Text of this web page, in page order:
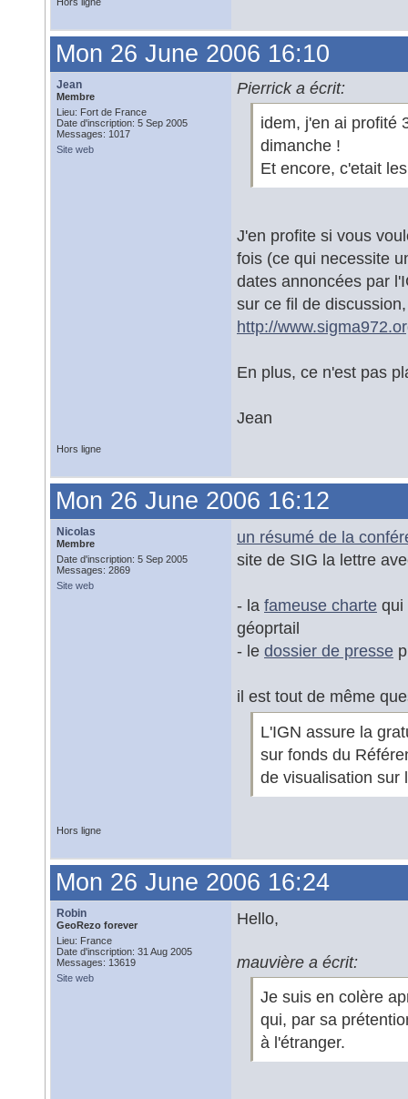
Mon 26 June 2006 16:10
Jean
Membre
Lieu: Fort de France
Date d'inscription: 5 Sep 2005
Messages: 1017
Site web
Pierrick a écrit:
idem, j'en ai profité
dimanche !
Et encore, c'etait
J'en profite si vous
fois (ce qui necessite
dates annoncées par
sur ce fil de
http://
En plus, ce n'est pas
Jean
Hors ligne
Mon 26 June 2006 16:12
Nicolas
Membre
Date d'inscription: 5 Sep 2005
Messages: 2869
Site web
un résumé de la
site de SIG la lettre
- la fameuse charte qui
géoprtail
- le dossier de presse
il est tout de même
L'IGN assure la
sur fonds du
de visualisation sur
Hors ligne
Mon 26 June 2006 16:24
Robin
GeoRezo forever
Lieu: France
Date d'inscription: 31 Aug 2005
Messages: 13619
Site web
Hello,
mauvière a écrit:
Je suis en colère
qui, par sa
à l'étranger.